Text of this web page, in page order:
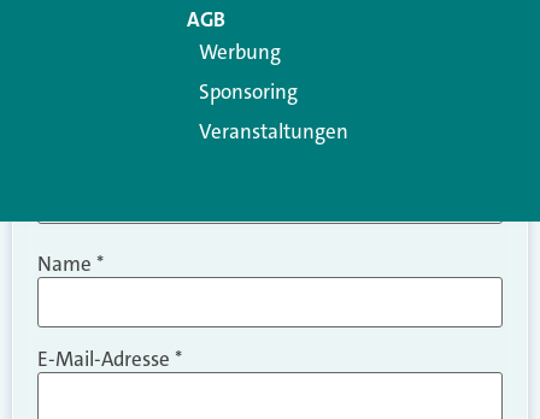
Name *
E-Mail-Adresse *
AGB
Werbung
Sponsoring
Veranstaltungen